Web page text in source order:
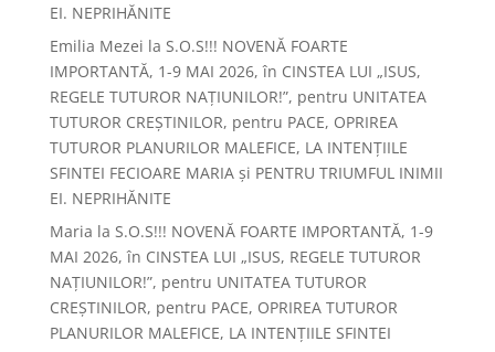
EI. NEPRIHĂNITE
Emilia Mezei la S.O.S!!! NOVENĂ FOARTE
IMPORTANTĂ, 1-9 MAI 2026, în CINSTEA LUI „ISUS,
REGELE TUTUROR NAȚIUNILOR!”, pentru UNITATEA
TUTUROR CREȘTINILOR, pentru PACE, OPRIREA
TUTUROR PLANURILOR MALEFICE, LA INTENȚIILE
SFINTEI FECIOARE MARIA și PENTRU TRIUMFUL INIMII
EI. NEPRIHĂNITE
Maria la S.O.S!!! NOVENĂ FOARTE IMPORTANTĂ, 1-9
MAI 2026, în CINSTEA LUI „ISUS, REGELE TUTUROR
NAȚIUNILOR!”, pentru UNITATEA TUTUROR
CREȘTINILOR, pentru PACE, OPRIREA TUTUROR
PLANURILOR MALEFICE, LA INTENȚIILE SFINTEI